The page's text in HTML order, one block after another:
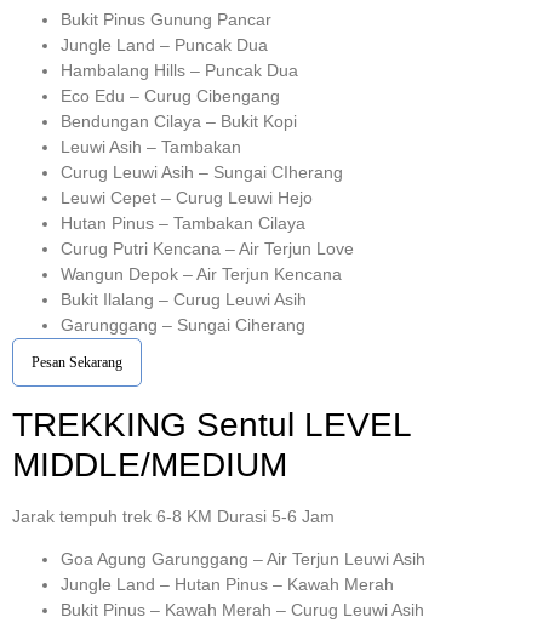
Bukit Pinus Gunung Pancar
Jungle Land – Puncak Dua
Hambalang Hills – Puncak Dua
Eco Edu – Curug Cibengang
Bendungan Cilaya – Bukit Kopi
Leuwi Asih – Tambakan
Curug Leuwi Asih – Sungai CIherang
Leuwi Cepet – Curug Leuwi Hejo
Hutan Pinus – Tambakan Cilaya
Curug Putri Kencana – Air Terjun Love
Wangun Depok – Air Terjun Kencana
Bukit Ilalang – Curug Leuwi Asih
Garunggang – Sungai Ciherang
Pesan Sekarang
TREKKING Sentul LEVEL
MIDDLE/MEDIUM
Jarak tempuh trek 6-8 KM Durasi 5-6 Jam
Goa Agung Garunggang – Air Terjun Leuwi Asih
Jungle Land – Hutan Pinus – Kawah Merah
Bukit Pinus – Kawah Merah – Curug Leuwi Asih